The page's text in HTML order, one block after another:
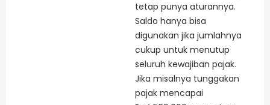
tetap punya aturannya.
Saldo hanya bisa
digunakan jika jumlahnya
cukup untuk menutup
seluruh kewajiban pajak.
Jika misalnya tunggakan
pajak mencapai